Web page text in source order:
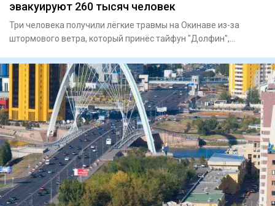
эвакуируют 260 тысяч человек
Три человека получили лёгкие травмы на Окинаве из-за
штормового ветра, который принёс тайфун "Долфин",